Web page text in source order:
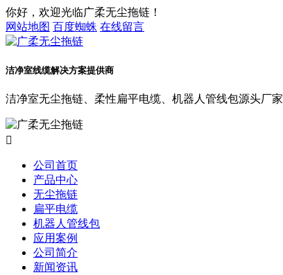
你好，欢迎光临广柔无尘拖链！
网站地图 百度蜘蛛 在线留言
洁净室线缆解决方案提供商
洁净室无尘拖链、柔性扁平电缆、机器人管线包源头厂家

公司首页
产品中心
无尘拖链
扁平电缆
机器人管线包
应用案例
公司简介
新闻资讯